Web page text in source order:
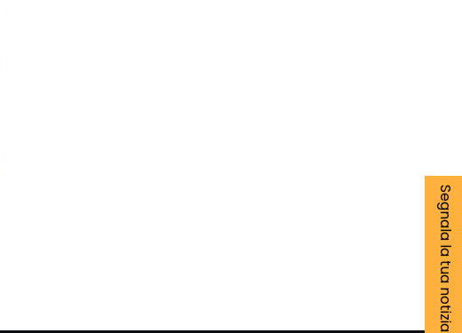
Segnala la tua notizia